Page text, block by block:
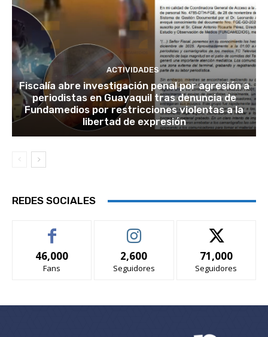
ACTIVIDADES
Fiscalía abre investigación penal por agresión a
periodistas en Guayaquil tras denuncia de
Fundamedios por restricciones violentas a la
libertad de expresión
REDES SOCIALES
46,000
Fans
2,600
Seguidores
71,000
Seguidores